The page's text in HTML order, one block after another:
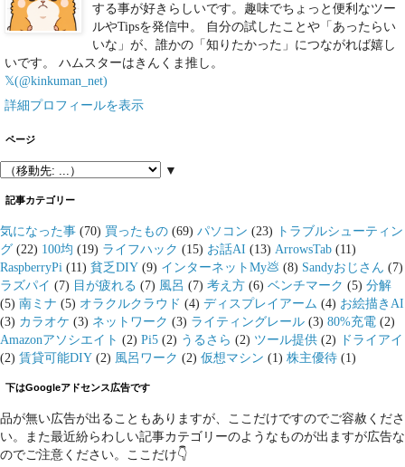
する事が好きらしいです。趣味でちょっと便利なツー
ルやTipsを発信中。 自分の試したことや「あったらい
いな」が、誰かの「知りたかった」につながれば嬉し
いです。 ハムスターはきんくま推し。
𝕏(@kinkuman_net)
詳細プロフィールを表示
ページ
▼
記事カテゴリー
気になった事 (70) 買ったもの (69) パソコン (23)
トラブルシューティン
グ (22) 100均 (19) ライフハック (15) お話AI (13) ArrowsTab (11)
RaspberryPi (11) 貧乏DIY (9) インターネットMy💩 (8) Sandyおじさん (7)
ラズパイ (7) 目が疲れる (7) 風呂 (7) 考え方 (6) ベンチマーク (5) 分解
(5) 南ミナ (5) オラクルクラウド (4) ディスプレイアーム (4) お絵描きAI
(3) カラオケ (3) ネットワーク (3) ライティングレール (3) 80%充電 (2)
Amazonアソシエイト (2) Pi5 (2) うるさら (2) ツール提供 (2)
ドライアイ
(2) 賃貸可能DIY (2) 風呂ワーク (2) 仮想マシン (1) 株主優待 (1)
下はGoogleアドセンス広告です
品が無い広告が出ることもありますが、ここだけですのでご容赦くださ
い。また最近紛らわしい記事カテゴリーのようなものが出ますが広告な
のでご注意ください。ここだけ👇